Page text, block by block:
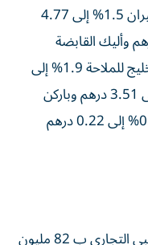
وفي الصناعة، زادت أسهم العربية للطيران 1.5% إلى 4.77
دبي 0.9% إلى 2.24 درهم وأليك القابضة
0.67% إلى 1.5 درهم، مقابل نزول الخليج للملاحة 1.9% إلى
3.06 درهم ودبي للاستثمار 1.13% إلى 3.51 درهم وباركن
0.6% إلى 6 دراهم ودريك آند سكل 0.4% إلى 0.22 درهم